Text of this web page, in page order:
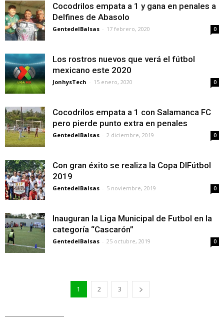
Cocodrilos empata a 1 y gana en penales a
Delfines de Abasolo
GentedelBalsas - 17 febrero, 2020 0
Los rostros nuevos que verá el fútbol
mexicano este 2020
JonhysTech - 15 enero, 2020 0
Cocodrilos empata a 1 con Salamanca FC
pero pierde punto extra en penales
GentedelBalsas - 2 diciembre, 2019 0
Con gran éxito se realiza la Copa DIFútbol
2019
GentedelBalsas - 5 noviembre, 2019 0
Inauguran la Liga Municipal de Futbol en la
categoría “Cascarón”
GentedelBalsas - 25 octubre, 2019 0
1 2 3